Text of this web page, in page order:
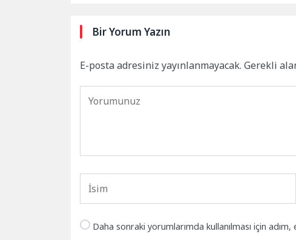
Bir Yorum Yazın
E-posta adresiniz yayınlanmayacak. Gerekli
Daha sonraki yorumlarımda kullanılması için